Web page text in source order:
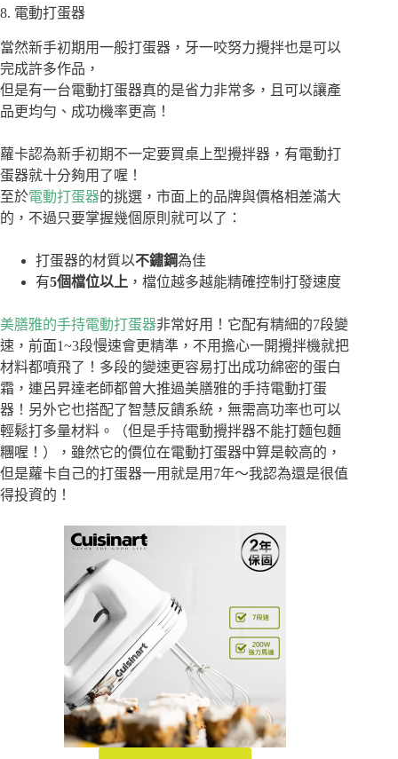
8. 電動打蛋器
當然新手初期用一般打蛋器，牙一咬努力攪拌也是可以
完成許多作品，
但是有一台電動打蛋器真的是省力非常多，且可以讓產
品更均勻、成功機率更高！
蘿卡認為新手初期不一定要買桌上型攪拌器，有電動打
蛋器就十分夠用了喔！
至於電動打蛋器的挑選，市面上的品牌與價格相差滿大
的，不過只要掌握幾個原則就可以了：
打蛋器的材質以不鏽鋼為佳
有5個檔位以上 ，檔位越多越能精確控制打發速度
美膳雅的手持電動打蛋器非常好用！它配有精細的7段變
速，前面1~3段慢速會更精準，不用擔心一開攪拌機就把
材料都噴飛了！多段的變速更容易打出成功綿密的蛋白
霜，連呂昇達老師都曾大推過美膳雅的手持電動打蛋
器！另外它也搭配了智慧反饋系統，無需高功率也可以
輕鬆打多量材料。（但是手持電動攪拌器不能打麵包麵
糰喔！），雖然它的價位在電動打蛋器中算是較高的，
但是蘿卡自己的打蛋器一用就是用7年～我認為還是很值
得投資的！